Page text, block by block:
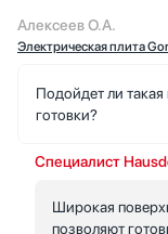
Алексеев О.А.
Электрическая плита
Подойдет ли
готовки?
Специалист
Широкая
позволяют